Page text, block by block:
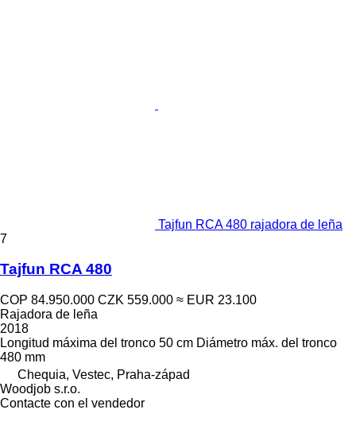
Tajfun RCA 480 rajadora de leña
7
Tajfun RCA 480
COP 84.950.000 CZK 559.000 ≈ EUR 23.100
Rajadora de leña
2018
Longitud máxima del tronco 50 cm Diámetro máx. del tronco
480 mm
Chequia, Vestec, Praha-západ
Woodjob s.r.o.
Contacte con el vendedor